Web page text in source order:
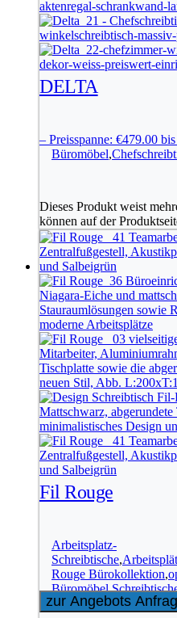
DELTA
– Preisspanne: €479.00
Büromöbel,
Dieses Produkt weist
können auf der
Fil Rouge
Arbeitsplatz-
Schreibtische,
Rouge Bürokollektion,
Büromöbel,
zur Angebots